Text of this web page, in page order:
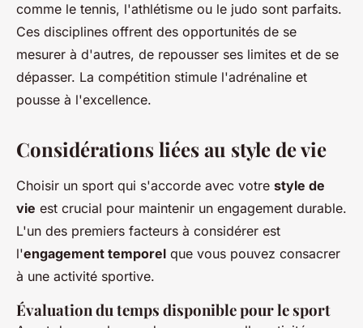
comme le tennis, l'athlétisme ou le judo sont parfaits.
Ces disciplines offrent des opportunités de se
mesurer à d'autres, de repousser ses limites et de se
dépasser. La compétition stimule l'adrénaline et
pousse à l'excellence.
Considérations liées au style de vie
Choisir un sport qui s'accorde avec votre style de
vie est crucial pour maintenir un engagement durable.
L'un des premiers facteurs à considérer est
l'engagement temporel que vous pouvez consacrer
à une activité sportive.
Évaluation du temps disponible pour le sport